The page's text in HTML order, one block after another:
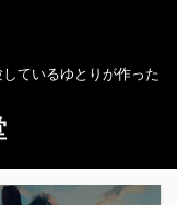
ているゆとりが作った